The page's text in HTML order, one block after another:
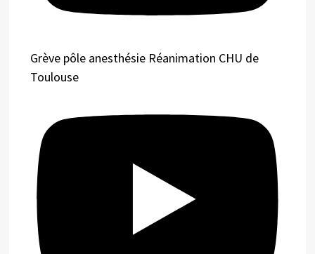
Grève pôle anesthésie Réanimation CHU de
Toulouse